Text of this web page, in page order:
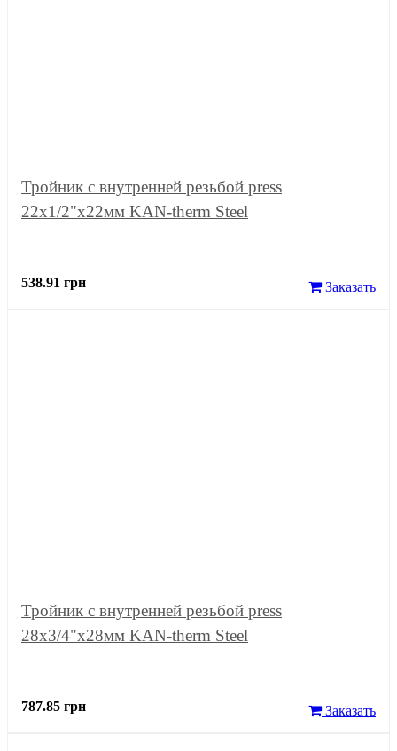
Тройник с внутренней резьбой press
22x1/2"x22мм KAN-therm Steel
538.91 грн Заказать
Тройник с внутренней резьбой press
28x3/4"x28мм KAN-therm Steel
787.85 грн Заказать